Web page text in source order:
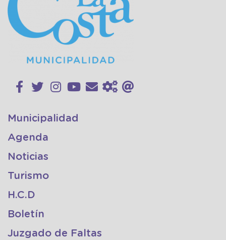
Municipalidad
Agenda
Noticias
Turismo
H.C.D
Boletín
Juzgado de Faltas